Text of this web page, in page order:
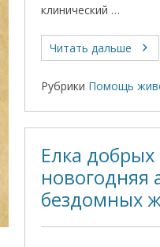
клинический …
Читать дальше
Рубрики Помощь
Елка
новогодняя
бездомных